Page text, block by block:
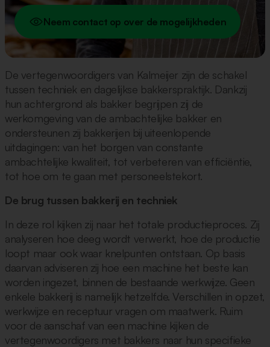
Neem contact op over de mogelijkheden
De vertegenwoordigers van Kalmeijer zijn de schakel
tussen techniek en dagelijkse bakkerspraktijk. Dankzij
hun achtergrond als bakker begrijpen zij de
werkomgeving van de ambachtelijke bakker en
ondersteunen zij bakkerijen bij uiteenlopende
uitdagingen: van het borgen van constante
ambachtelijke kwaliteit, tot verbeteren van efficiëntie,
tot hoe om te gaan met personeelstekort.
De brug tussen bakkerij en techniek
In deze rol kijken zij naar het totale productieproces. Zij
analyseren hoe deeg wordt verwerkt, hoe de productie
loopt maar ook waar knelpunten ontstaan. Op basis
daarvan adviseren zij hoe een machine het beste kan
worden ingezet, binnen de bestaande werkwijze. Geen
enkele bakkerij is namelijk hetzelfde. Verschillen in opzet,
werkwijze en receptuur vragen om maatwerk. Ruim
voor de aanschaf van een machine kijken de
vertegenwoordigers met bakkers naar hun specifieke